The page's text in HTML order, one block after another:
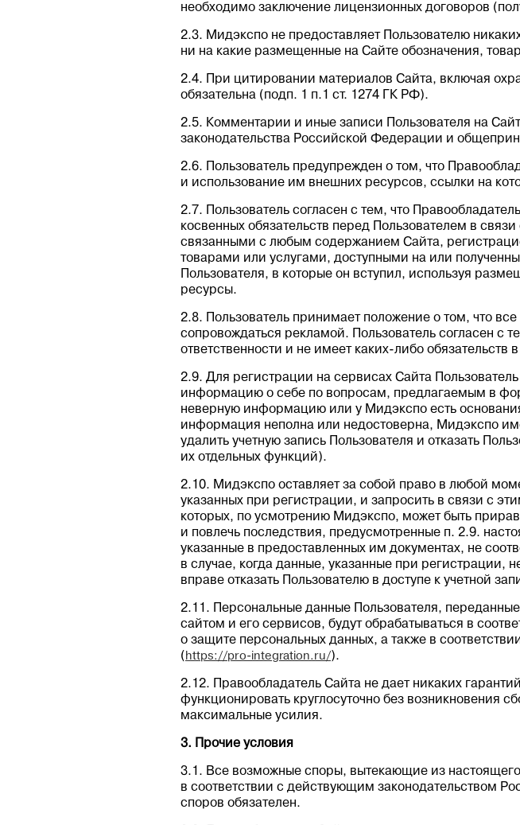
необходимо заключение лицензионных договоров
2.3. Мидэкспо не предоставляет Пользователю
ни на какие размещенные на Сайте обозначения,
2.4. При цитировании материалов Сайта, включая
обязательна (подп. 1 п.1 ст. 1274 ГК РФ).
2.5. Комментарии и иные записи Пользователя на
законодательства Российской Федерации и
2.6. Пользователь предупрежден о том, что
и использование им внешних ресурсов, ссылки на
2.7. Пользователь согласен с тем, что
косвенных обязательств перед Пользователем в
связанными с любым содержанием Сайта,
товарами или услугами, доступными на или
Пользователя, в которые он вступил, используя
ресурсы.
2.8. Пользователь принимает положение о том, что
сопровождаться рекламой. Пользователь согласен с
ответственности и не имеет каких-либо обязательств
2.9. Для регистрации на сервисах Сайта
информацию о себе по вопросам, предлагаемым в
неверную информацию или у Мидэкспо есть
информация неполна или недостоверна, Мидэкспо
удалить учетную запись Пользователя и отказать
их отдельных функций).
2.10. Мидэкспо оставляет за собой право в любой
указанных при регистрации, и запросить в связи с
которых, по усмотрению Мидэкспо, может быть
и повлечь последствия, предусмотренные п. 2.9.
указанные в предоставленных им документах, не
в случае, когда данные, указанные при регистрации,
вправе отказать Пользователю в доступе к учетной
2.11. Персональные данные Пользователя,
сайтом и его сервисов, будут обрабатываться в
о защите персональных данных, а также в
( https://pro-integration.ru/).
2.12. Правообладатель Сайта не дает никаких
функционировать круглосуточно без возникновения
максимальные усилия.
3. Прочие условия
3.1. Все возможные споры, вытекающие из
в соответствии с действующим законодательством
споров обязателен.